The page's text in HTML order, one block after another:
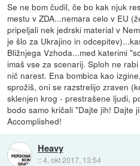
Se ne bom čudil, če bo kak njuk
mestu v ZDA...nemara celo v EU
pripeljali nek jedrski material v
je šlo za Ukrajino in
Bližnjega Vzhoda...med katerimi
imaš vse za scenarij. Sploh ne
nič narest. Ena bombica kao
sprožiš, oni se razstrelijo zraven
sklenjen krog - prestrašene ljudi,
bodo samo kričali "Dajte jih! Dajte
Accomplished!
Heavy
::4. okt 2017, 13:54